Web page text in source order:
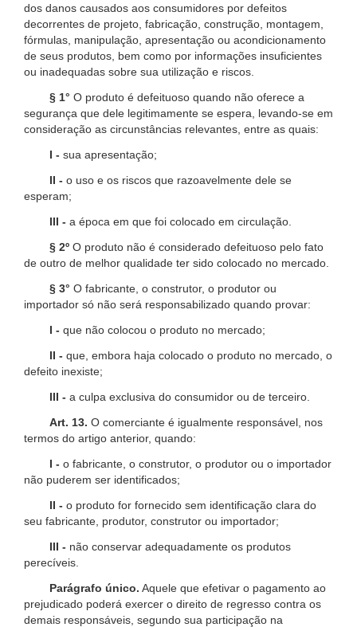
dos danos causados aos consumidores por defeitos
decorrentes de projeto, fabricação, construção, montagem,
fórmulas, manipulação, apresentação ou acondicionamento
de seus produtos, bem como por informações insuficientes
ou inadequadas sobre sua utilização e riscos.
§ 1° O produto é defeituoso quando não oferece a
segurança que dele legitimamente se espera, levando-se em
consideração as circunstâncias relevantes, entre as quais:
I - sua apresentação;
II - o uso e os riscos que razoavelmente dele se
esperam;
III - a época em que foi colocado em circulação.
§ 2º O produto não é considerado defeituoso pelo fato
de outro de melhor qualidade ter sido colocado no mercado.
§ 3° O fabricante, o construtor, o produtor ou
importador só não será responsabilizado quando provar:
I - que não colocou o produto no mercado;
II - que, embora haja colocado o produto no mercado, o
defeito inexiste;
III - a culpa exclusiva do consumidor ou de terceiro.
Art. 13. O comerciante é igualmente responsável, nos
termos do artigo anterior, quando:
I - o fabricante, o construtor, o produtor ou o importador
não puderem ser identificados;
II - o produto for fornecido sem identificação clara do
seu fabricante, produtor, construtor ou importador;
III - não conservar adequadamente os produtos
perecíveis.
Parágrafo único. Aquele que efetivar o pagamento ao
prejudicado poderá exercer o direito de regresso contra os
demais responsáveis, segundo sua participação na